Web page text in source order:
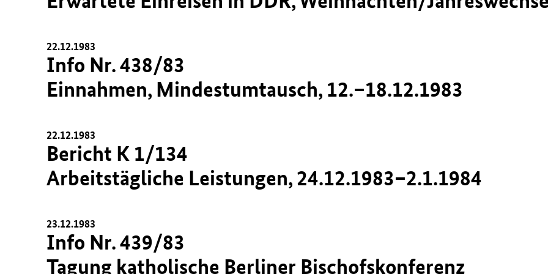
22.12.1983
Info Nr. 438/83
Einnahmen, Mindestumtausch, 12.–18.12.1983
22.12.1983
Bericht K 1/134
Arbeitstägliche Leistungen, 24.12.1983–2.1.1984
23.12.1983
Info Nr. 439/83
Tagung katholische Berliner Bischofskonferenz